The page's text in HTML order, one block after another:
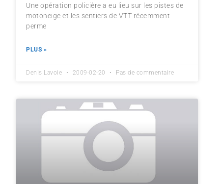
Une opération policière a eu lieu sur les pistes de
motoneige et les sentiers de VTT récemment
perme
PLUS »
Denis Lavoie 2009-02-20 Pas de commentaire